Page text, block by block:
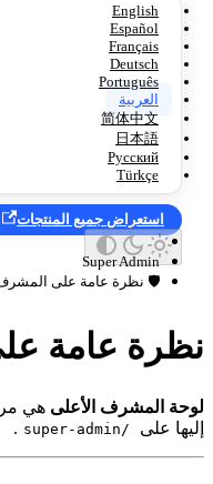
English
Español
Français
Deutsch
Português
العربية
简体中文
日本語
Русский
Türkçe
استعراض جميع المنتجات
Super Admin
🛡️ نظرة عامة على المشرف
نظرة عامة
لوحة المشرف الأعلى هي
إليها على
/super-admin
.